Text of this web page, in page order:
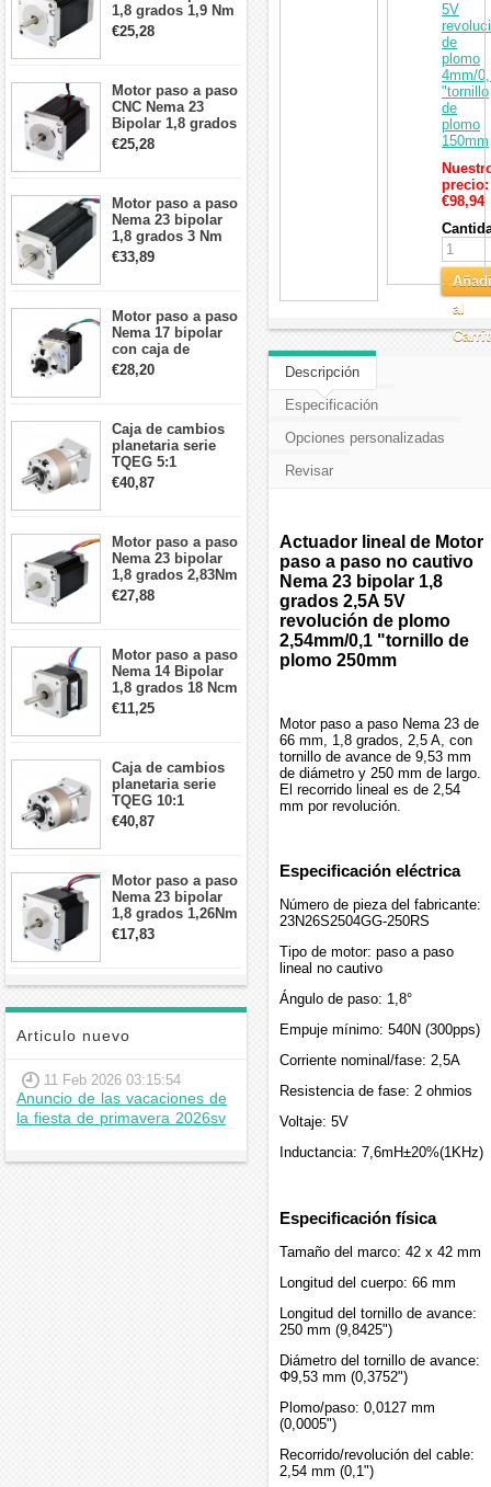
1,8 grados 1,9 Nm
2,8 A 3,2 V
57x57x76mm 4
€25,28
Motor paso a paso
CNC Nema 23
Bipolar 1,8 grados
1,9 Nm 3A 3,36 V
57x57x76mm 4
€25,28
Motor paso a paso
Nema 23 bipolar
1,8 grados 3 Nm
4,2A 57x57x114mm
motor paso a paso
€33,89
Motor paso a paso
Nema 17 bipolar
con caja de
cambios planetaria
5:1 longitud 33mm
Robot CNC DIY
€28,20
Caja de cambios
planetaria serie
TQEG 5:1
contragolpe 15
arcmin para motor
€40,87
Motor paso a paso
Nema 23 bipolar
1,8 grados 2,83Nm
4A 2,26 V
57x57x84mm 8
€27,88
Motor paso a paso
Nema 14 Bipolar
1,8 grados 18 Ncm
0,8 A 5,74 V 35 x
35 x 34 mm 4
€11,25
Caja de cambios
planetaria serie
TQEG 10:1
contragolpe 15
arcmin para motor
€40,87
Motor paso a paso
Nema 23 bipolar
1,8 grados 1,26Nm
2,8A 2,5V
57x57x56mm 4
€17,83
Articulo nuevo
11 Feb 2026 03:15:54
Anuncio de las vacaciones de
la fiesta de primavera 2026sv
5V
de
plomo
4mm/
"tornillo
de
plomo
150mm
precio:
€98,94
al
Descripción
Especificación
Opciones personalizadas
Revisar
Actuador lineal de Motor
paso a paso no cautivo
Nema 23 bipolar 1,8
grados 2,5A 5V
revolución de plomo
2,54mm/0,1 "tornillo de
plomo 250mm
Motor paso a paso Nema 23 de
66 mm, 1,8 grados, 2,5 A, con
tornillo de avance de 9,53 mm
de diámetro y 250 mm de largo.
El recorrido lineal es de 2,54
mm por revolución.
Especificación eléctrica
Número de pieza del fabricante:
23N26S2504GG-250RS
Tipo de motor: paso a paso
lineal no cautivo
Ángulo de paso: 1,8°
Empuje mínimo: 540N (300pps)
Corriente nominal/fase: 2,5A
Resistencia de fase: 2 ohmios
Voltaje: 5V
Inductancia: 7,6mH±20%(1KHz)
Especificación física
Tamaño del marco: 42 x 42 mm
Longitud del cuerpo: 66 mm
Longitud del tornillo de avance:
250 mm (9,8425")
Diámetro del tornillo de avance:
Φ9,53 mm (0,3752")
Plomo/paso: 0,0127 mm
(0,0005")
Recorrido/revolución del cable:
2,54 mm (0,1")